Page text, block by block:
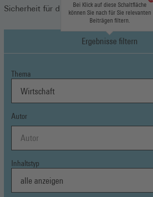
Sicherheit für die Bevölkerung zu erzielen.
Ergebnisse filtern
Bei Klick auf diese Schaltfläche
können Sie nach für Sie relevanten
Beiträgen filtern.
Thema
Autor
Inhaltstyp